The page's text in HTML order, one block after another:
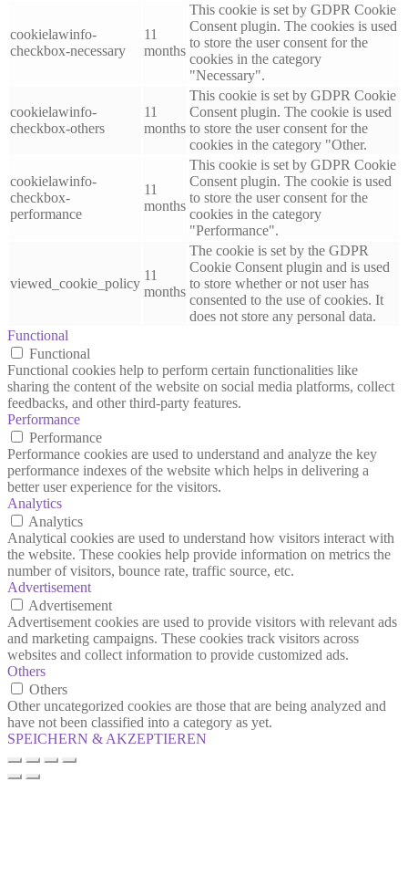
cookielawinfo-
checkbox-necessary
11
months
This cookie is set by GDPR Cookie
Consent plugin. The cookies is used
to store the user consent for the
cookies in the category
"Necessary".
cookielawinfo-
checkbox-others
11
months
This cookie is set by GDPR Cookie
Consent plugin. The cookie is used
to store the user consent for the
cookies in the category "Other.
cookielawinfo-
checkbox-
performance
11
months
This cookie is set by GDPR Cookie
Consent plugin. The cookie is used
to store the user consent for the
cookies in the category
"Performance".
viewed_cookie_policy
11
months
The cookie is set by the GDPR
Cookie Consent plugin and is used
to store whether or not user has
consented to the use of cookies. It
does not store any personal data.
Functional
Functional
Functional cookies help to perform certain functionalities like
sharing the content of the website on social media platforms, collect
feedbacks, and other third-party features.
Performance
Performance
Performance cookies are used to understand and analyze the key
performance indexes of the website which helps in delivering a
better user experience for the visitors.
Analytics
Analytics
Analytical cookies are used to understand how visitors interact with
the website. These cookies help provide information on metrics the
number of visitors, bounce rate, traffic source, etc.
Advertisement
Advertisement
Advertisement cookies are used to provide visitors with relevant ads
and marketing campaigns. These cookies track visitors across
websites and collect information to provide customized ads.
Others
Others
Other uncategorized cookies are those that are being analyzed and
have not been classified into a category as yet.
SPEICHERN & AKZEPTIEREN